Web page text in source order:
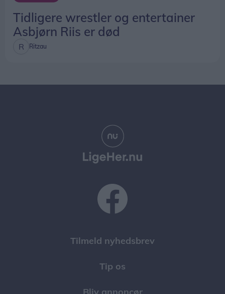
Tidligere wrestler og entertainer
Asbjørn Riis er død
Ritzau
Tilmeld nyhedsbrev
Tip os